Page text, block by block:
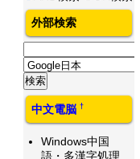
外部検索
中文電脳 †
Windows中国
語・多漢字処理